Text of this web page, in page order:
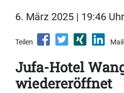
6. März 2025 | 19:46 Uhr
Teilen
Jufa-Hotel
wiedereröffnet